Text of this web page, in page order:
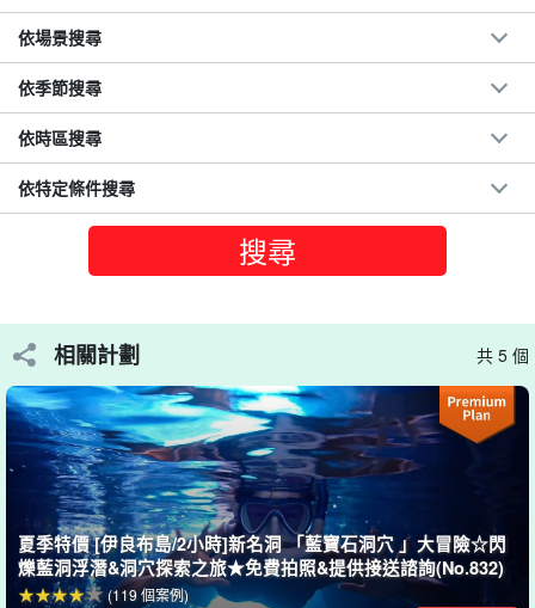
迅速流行的「藍寶石洞穴」是什麼？
Sapphire Cave 是藍寶石等深邃海洋藍色與清澈清新藍色的結合。
神秘的洞穴是。
據說它能消除邪念、提高專注力，並具有治療功效。
依場景搜尋
依季節搜尋
依時區搜尋
依特定條件搜尋
相關計劃 共 5 個
夏季特價 [伊良布島/2小時]新名洞 「藍寶石洞穴 」大冒險☆閃
爍藍洞浮潛&洞穴探索之旅★免費拍照&提供接送諮詢(No.832)
(119 個案例)